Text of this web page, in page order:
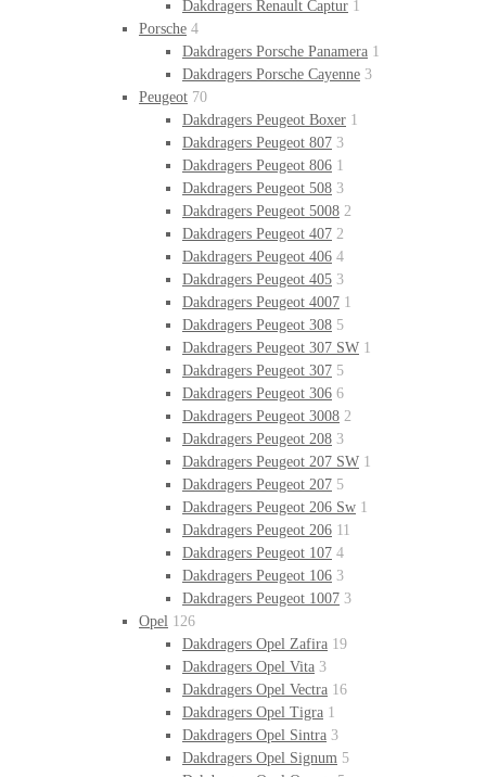
Dakdragers Renault Captur 1
Porsche 4
Dakdragers Porsche Panamera 1
Dakdragers Porsche Cayenne 3
Peugeot 70
Dakdragers Peugeot Boxer 1
Dakdragers Peugeot 807 3
Dakdragers Peugeot 806 1
Dakdragers Peugeot 508 3
Dakdragers Peugeot 5008 2
Dakdragers Peugeot 407 2
Dakdragers Peugeot 406 4
Dakdragers Peugeot 405 3
Dakdragers Peugeot 4007 1
Dakdragers Peugeot 308 5
Dakdragers Peugeot 307 SW 1
Dakdragers Peugeot 307 5
Dakdragers Peugeot 306 6
Dakdragers Peugeot 3008 2
Dakdragers Peugeot 208 3
Dakdragers Peugeot 207 SW 1
Dakdragers Peugeot 207 5
Dakdragers Peugeot 206 Sw 1
Dakdragers Peugeot 206 11
Dakdragers Peugeot 107 4
Dakdragers Peugeot 106 3
Dakdragers Peugeot 1007 3
Opel 126
Dakdragers Opel Zafira 19
Dakdragers Opel Vita 3
Dakdragers Opel Vectra 16
Dakdragers Opel Tigra 1
Dakdragers Opel Sintra 3
Dakdragers Opel Signum 5